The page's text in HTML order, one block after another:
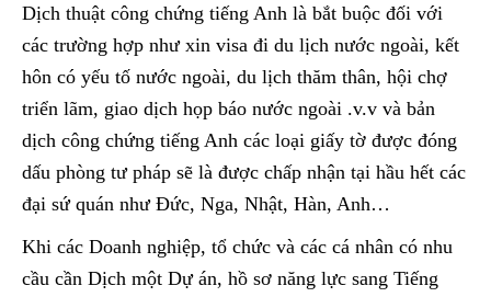
Dịch thuật công chứng tiếng Anh là bắt buộc đối với
các trường hợp như xin visa đi du lịch nước ngoài, kết
hôn có yếu tố nước ngoài, du lịch thăm thân, hội chợ
triển lãm, giao dịch họp báo nước ngoài .v.v và bản
dịch công chứng tiếng Anh các loại giấy tờ được đóng
dấu phòng tư pháp sẽ là được chấp nhận tại hầu hết các
đại sứ quán như Đức, Nga, Nhật, Hàn, Anh…
Khi các Doanh nghiệp, tổ chức và các cá nhân có nhu
cầu cần Dịch một Dự án, hồ sơ năng lực sang Tiếng